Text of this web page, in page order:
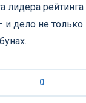
лидера
дело не только
0